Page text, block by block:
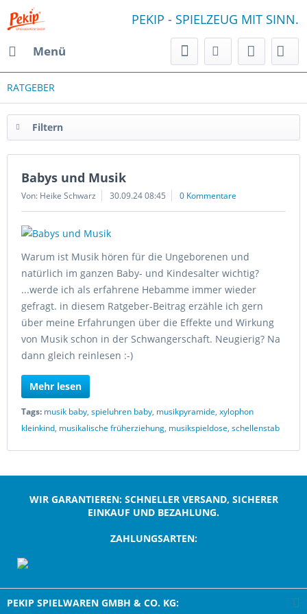
Menü
PEKIP - SPIELZEUG MIT SINN.
RATGEBER
Filtern
Babys und Musik
Von: Heike Schwarz 30.09.24 08:45 0 Kommentare
Warum ist Musik hören für die Ungeborenen und
natürlich im ganzen Baby- und Kindesalter wichtig?
...werde ich als erfahrene Hebamme immer wieder
gefragt. in diesem Ratgeber-Beitrag erzähle ich gern
über meine Erfahrungen über die Effekte und Wirkung
von Musik schon in der Schwangerschaft. Neugierig? Na
dann gleich reinlesen :-)
Mehr lesen
Tags: musik baby, spieluhren baby, musikpyramide, xylophon
kleinkind, musikalische früherziehung, musikspieldose, schellenstab
WIR GARANTIEREN: SCHNELLER VERSAND, SICHERER
EINKAUF UND BEZAHLUNG.
ZAHLUNGSARTEN:
PEKIP SPIELWAREN GMBH & CO. KG: